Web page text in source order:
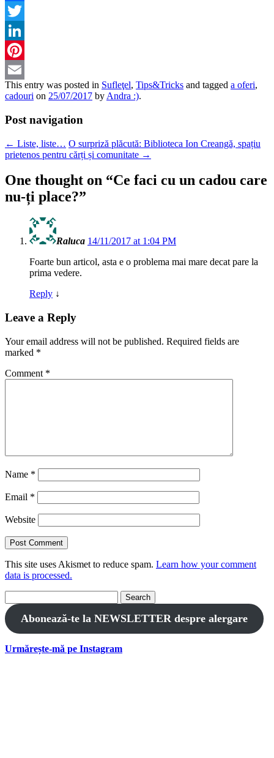
Facebook
Twitter
LinkedIn
Pinterest
Email
This entry was posted in Sufleţel, Tips&Tricks and tagged a oferi,
cadouri on 25/07/2017 by Andra :).
Post navigation
← Liste, liste… O surpriză plăcută: Biblioteca Ion Creangă, spațiu
prietenos pentru cărți și comunitate →
One thought on “Ce faci cu un cadou care
nu-ți place?”
Raluca 14/11/2017 at 1:04 PM
Foarte bun articol, asta e o problema mai mare decat pare la
prima vedere.
Reply ↓
Leave a Reply
Your email address will not be published. Required fields are
marked *
Comment *
Name *
Email *
Website
This site uses Akismet to reduce spam. Learn how your comment
data is processed.
for:
Abonează-te la NEWSLETTER despre alergare
Urmărește-mă pe Instagram